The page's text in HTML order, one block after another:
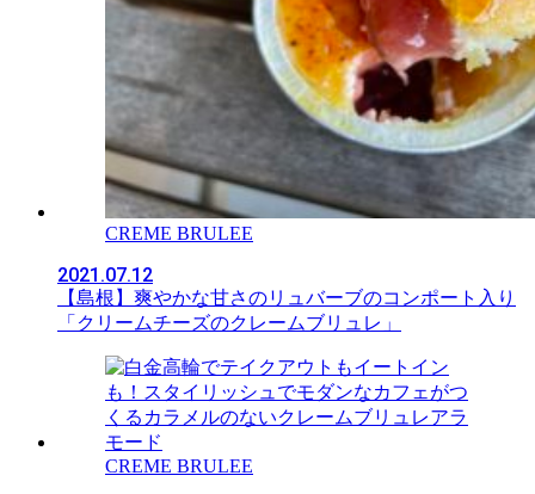
CREME BRULEE
2021.07.12
【島根】爽やかな甘さのリュバーブのコンポート入り
「クリームチーズのクレームブリュレ」
CREME BRULEE